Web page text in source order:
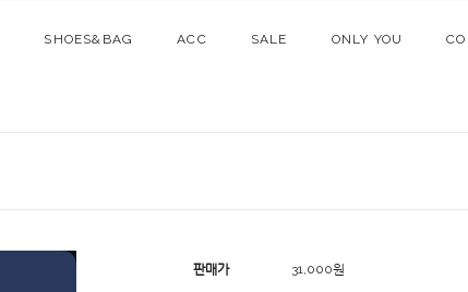
SHOES&BAG ACC SALE ONLY YOU
판매가 31,000원